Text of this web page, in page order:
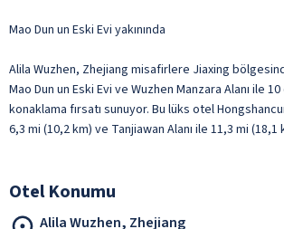
Mao Dun un Eski Evi yakınında
Alila Wuzhen, Zhejiang misafirlere Jiaxing
Mao Dun un Eski Evi ve Wuzhen Manzara Alanı ile
konaklama fırsatı sunuyor. Bu lüks otel
6,3 mi (10,2 km) ve Tanjiawan Alanı ile 11,3 mi
Otel Konumu
Alila Wuzhen, Zhejiang